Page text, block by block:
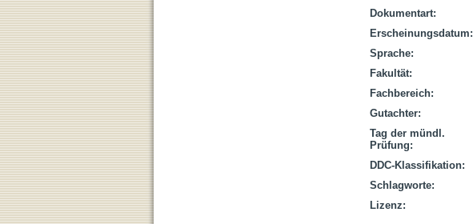
Dokumentart:
Erscheinungsdatum:
Sprache:
Fakultät:
Fachbereich:
Gutachter:
Tag der mündl.
Prüfung:
DDC-Klassifikation:
Schlagworte:
Lizenz: